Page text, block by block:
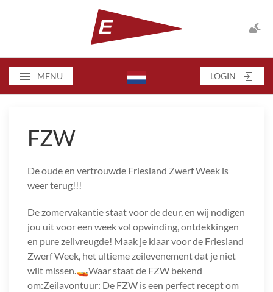
MENU LOGIN
FZW
De oude en vertrouwde Friesland Zwerf Week is
weer terug!!!
De zomervakantie staat voor de deur, en wij nodigen
jou uit voor een week vol opwinding, ontdekkingen
en pure zeilvreugde! Maak je klaar voor de Friesland
Zwerf Week, het ultieme zeilevenement dat je niet
wilt missen.🚤Waar staat de FZW bekend
om:Zeilavontuur: De FZW is een perfect recept om